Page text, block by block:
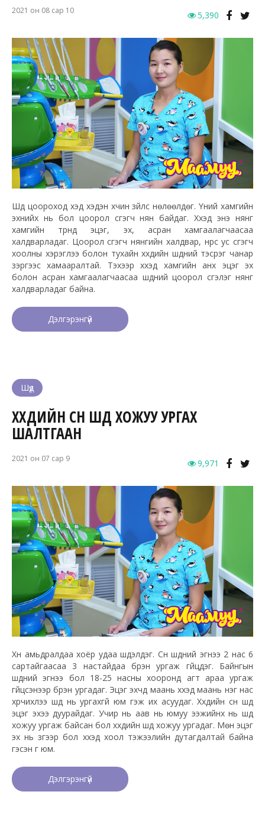
2021 он 08 сар 10 5,390
Шүд цоороход хэд хэдэн хүчин зүйлс нөлөөлдөг. Үүний хамгийн
эхнийх нь бол цоорол үүсгэгч нян байдаг. Хүүхэд энэ нянг
хамгийн түрүүнд эцэг, эх, асран хамгаалагчаасаа
халдварладаг. Цоорол үүсгэгч нянгийн халдвар, нүүрс ус үүсгэгч
хоолны хэрэглээ болон тухайн хүүхдийн шүдний тэсрэг чанар
зэргээс хамааралтай. Тэхээр хүүхэд хамгийн анх эцэг эх
болон асран хамгаалагчаасаа шүдний цоорол үүсгэлэг нянг
халдварладаг байна.
Дэлгэрэнгүй
Шүд
ХҮҮХДИЙН СҮҮН ШҮД ХОЖУУ УРГАХ
ШАЛТГААН
2021 он 07 сар 9 9,971
Хүн амьдралдаа хоёр удаа шүдэлдэг. Сүүн шүдний эгнээ 2 нас 6
сартайгаасаа 3 настайдаа бүрэн ургаж гүйцдэг. Байнгын
шүдний эгнээ бол 18-25 насны хооронд агт араа ургаж
гүйцсэнээр бүрэн ургадаг. Эцэг эхчүүд маань хүүхэд маань нэг нас
хүрчихлээ шүд нь ургахгүй юм гэж их асуудаг. Хүүхдийн сүүн шүд
эцэг эхээ дуурайдаг. Учир нь аав нь юмуу ээжийнх нь шүд
хожуу ургаж байсан бол хүүхдийн шүд хожуу ургадаг. Мөн эцэг
эх нь зүгээр бол хүүхэд хоол тэжээлийн дутагдалтай байна
гэсэн үг юм.
Дэлгэрэнгүй